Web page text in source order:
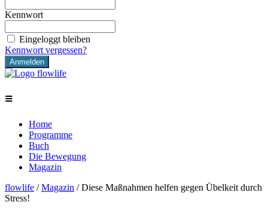
Kennwort
Eingeloggt bleiben
Kennwort vergessen?
≡
Home
Programme
Buch
Die Bewegung
Magazin
flowlife /Magazin /Diese Maßnahmen helfen gegen Übelkeit durch
Stress!